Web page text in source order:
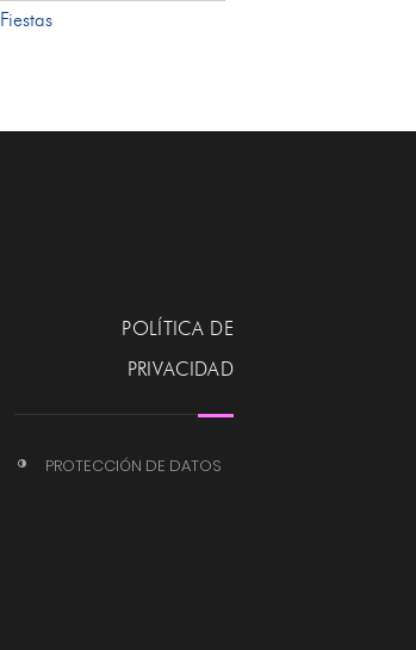
Fiestas
POLÍTICA DE
PRIVACIDAD
PROTECCIÓN DE DATOS